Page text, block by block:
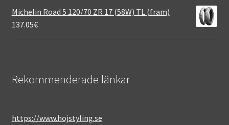
Michelin Road 5 120/70 ZR 17 (58W) TL (fram)
137.05€
Rekommenderade länkar
https://www.hojstyling.se